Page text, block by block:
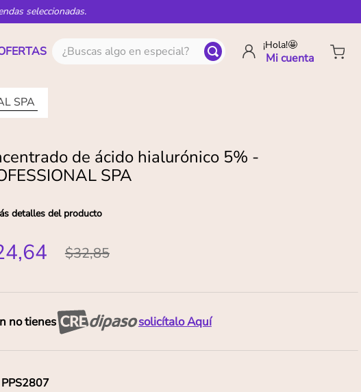
seleccionadas.
¿Buscas algo en especial? ¡Hola!🤩
SPA
de ácido hialurónico 5% -
SPA
detalles del producto
,64 $32,85
no tienes solicítalo Aquí
PPS2807